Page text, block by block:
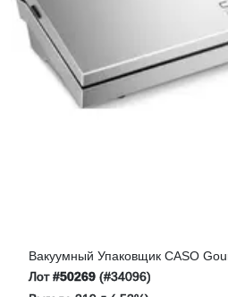
Вакуумный Упаковщик CASO
Лот#50269 (#34096)